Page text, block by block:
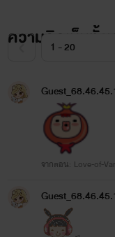
ไรท์เป็นค
ไรท์เป็นคนใ
เกี่ยวไรหรอ
- นั้นสิค่ะเกี่
เป็นคนที่ทำ
ความคิดเห็นทั้ง
จากตอน: Love-of-Vampire ตอน